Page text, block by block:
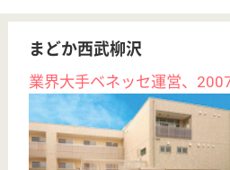
リハビリホームボンセジュール南千束
業界最大手ベネッセグループ